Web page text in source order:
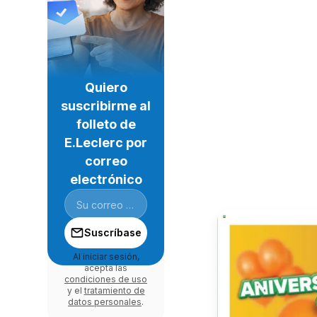
Quiero
suscribirme al
folleto de
E.Leclerc por
correo
electrónico
Suscríbase
Al iniciar sesión,
acepta las
condiciones de uso
y el tratamiento de
datos personales.